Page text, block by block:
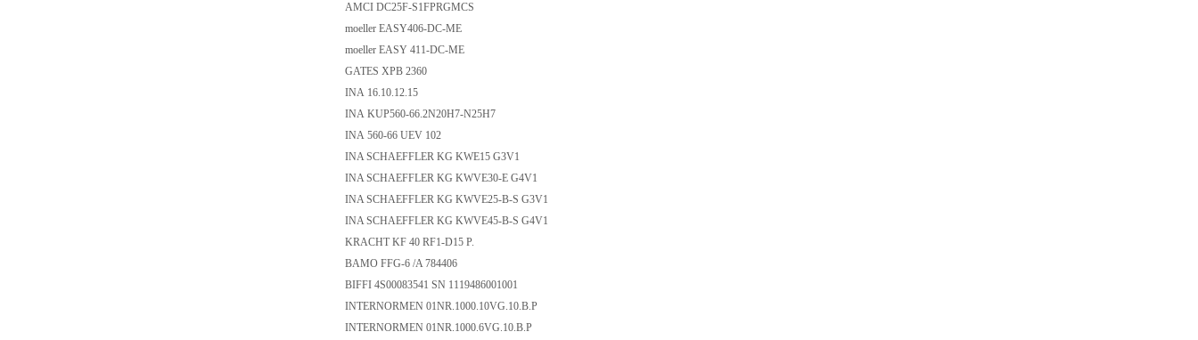
AMCI DC25F-S1FPRGMCS
moeller EASY406-DC-ME
moeller EASY 411-DC-ME
GATES XPB 2360
INA 16.10.12.15
INA KUP560-66.2N20H7-N25H7
INA 560-66 UEV 102
INA SCHAEFFLER KG KWE15 G3V1
INA SCHAEFFLER KG KWVE30-E G4V1
INA SCHAEFFLER KG KWVE25-B-S G3V1
INA SCHAEFFLER KG KWVE45-B-S G4V1
KRACHT KF 40 RF1-D15 P.
BAMO FFG-6 /A 784406
BIFFI 4S00083541 SN 1119486001001
INTERNORMEN 01NR.1000.10VG.10.B.P
INTERNORMEN 01NR.1000.6VG.10.B.P